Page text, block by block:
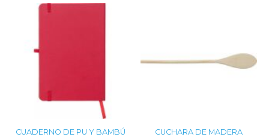
CUADERNO DE PU Y BAMBÚ
CUCHARA DE MADERA